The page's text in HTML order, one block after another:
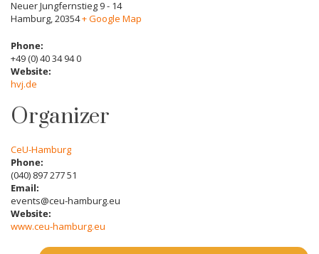
Neuer Jungfernstieg 9 - 14
Hamburg,20354+ Google Map
Phone:
+49 (0) 40 34 94 0
Website:
hvj.de
Organizer
CeU-Hamburg
Phone:
(040) 897 277 51
Email:
events@ceu-hamburg.eu
Website:
www.ceu-hamburg.eu